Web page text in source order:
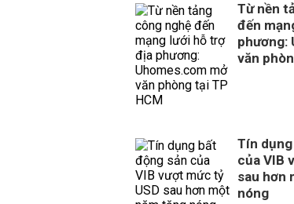
Từ nền
đến
phương:
văn
Tín
của VIB
sau hơn
nóng